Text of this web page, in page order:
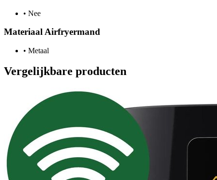
• Nee
Materiaal Airfryermand
• Metaal
Vergelijkbare producten